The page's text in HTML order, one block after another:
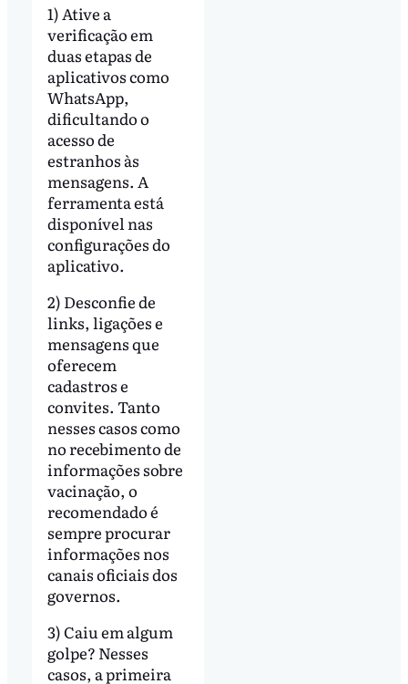
1) Ative a
verificação em
duas etapas de
aplicativos como
WhatsApp,
dificultando o
acesso de
estranhos às
mensagens. A
ferramenta está
disponível nas
configurações do
aplicativo.
2) Desconfie de
links, ligações e
mensagens que
oferecem
cadastros e
convites. Tanto
nesses casos como
no recebimento de
informações sobre
vacinação, o
recomendado é
sempre procurar
informações nos
canais oficiais dos
governos.
3) Caiu em algum
golpe? Nesses
casos, a primeira